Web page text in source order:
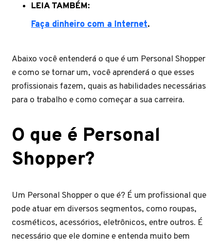
LEIA TAMBÉM:
Faça dinheiro com a Internet.
Abaixo você entenderá o que é um Personal Shopper
e como se tornar um, você aprenderá o que esses
profissionais fazem, quais as habilidades necessárias
para o trabalho e como começar a sua carreira.
O que é Personal
Shopper?
Um Personal Shopper o que é? É um profissional que
pode atuar em diversos segmentos, como roupas,
cosméticos, acessórios, eletrônicos, entre outros. É
necessário que ele domine e entenda muito bem